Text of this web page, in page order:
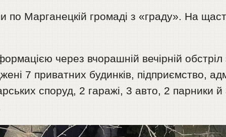
по Марганецкій громаді з «граду». На
через вчорашній вечірній обстріл
7 приватних будинків, підприємство,
споруд, 2 гаражі, 3 авто, 2 парники й